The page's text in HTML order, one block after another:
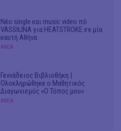
Νέο single και music video πό
VASSIŁINA για HEATSTROKE σε μία
καυτή Αθήνα
#ΝΕΑ
Γεννάδειος Βιβλιοθήκη |
Ολοκληρώθηκε ο Μαθητικός
Διαγωνισμός «Ο Τόπος μου»
#ΝΕΑ